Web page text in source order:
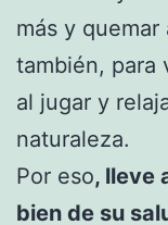
más y quemar
también, para
al jugar y
naturaleza.
Por eso, lleve
bien de su